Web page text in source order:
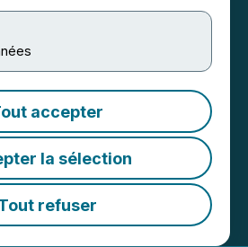
accepter
la sélection
refuser
Announces:
Discussion
& Interim
Financial
EDT | Source: Besra Gold Inc.